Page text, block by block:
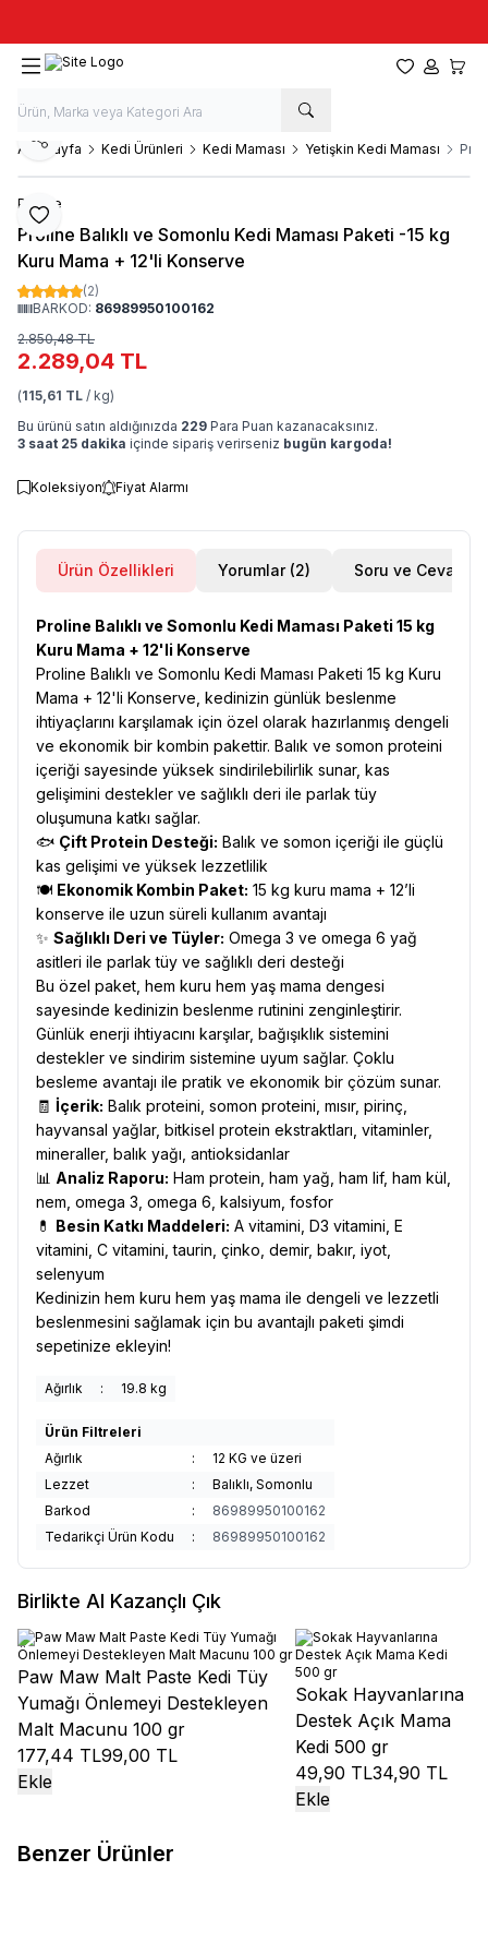
Favorilerim
Hesabım
Ana Sayfa Kedi Ürünleri Kedi Maması Yetişkin Kedi Maması
Favoriye Ekle
Paylaş
Proline
Proline Balıklı ve Somonlu Kedi Maması Paketi -15 kg
Kuru Mama + 12'li Konserve
(2)
BARKOD: 86989950100162
2.850,48TL
2.289,04 TL
(115,61 TL / kg)
Bu ürünü satın aldığınızda 229 Para Puan kazanacaksınız.
3 saat 25 dakika içinde sipariş verirseniz bugün kargoda!
Koleksiyon Fiyat Alarmı
Ürün Özellikleri Yorumlar (2) Soru ve Cevap
Proline Balıklı ve Somonlu Kedi Maması Paketi 15 kg
Kuru Mama + 12'li Konserve
Proline Balıklı ve Somonlu Kedi Maması Paketi 15 kg Kuru
Mama + 12'li Konserve, kedinizin günlük beslenme
ihtiyaçlarını karşılamak için özel olarak hazırlanmış dengeli
ve ekonomik bir kombin pakettir. Balık ve somon proteini
içeriği sayesinde yüksek sindirilebilirlik sunar, kas
gelişimini destekler ve sağlıklı deri ile parlak tüy
oluşumuna katkı sağlar.
🐟 Çift Protein Desteği: Balık ve somon içeriği ile güçlü
kas gelişimi ve yüksek lezzetlilik
🍽️ Ekonomik Kombin Paket: 15 kg kuru mama + 12’li
konserve ile uzun süreli kullanım avantajı
✨ Sağlıklı Deri ve Tüyler: Omega 3 ve omega 6 yağ
asitleri ile parlak tüy ve sağlıklı deri desteği
Bu özel paket, hem kuru hem yaş mama dengesi
sayesinde kedinizin beslenme rutinini zenginleştirir.
Günlük enerji ihtiyacını karşılar, bağışıklık sistemini
destekler ve sindirim sistemine uyum sağlar. Çoklu
besleme avantajı ile pratik ve ekonomik bir çözüm sunar.
🧾 İçerik: Balık proteini, somon proteini, mısır, pirinç,
hayvansal yağlar, bitkisel protein ekstraktları, vitaminler,
mineraller, balık yağı, antioksidanlar
📊 Analiz Raporu: Ham protein, ham yağ, ham lif, ham kül,
nem, omega 3, omega 6, kalsiyum, fosfor
💊 Besin Katkı Maddeleri: A vitamini, D3 vitamini, E
vitamini, C vitamini, taurin, çinko, demir, bakır, iyot,
selenyum
Kedinizin hem kuru hem yaş mama ile dengeli ve lezzetli
beslenmesini sağlamak için bu avantajlı paketi şimdi
sepetinize ekleyin!
Ağırlık : 19.8 kg
Ürün Filtreleri
Ağırlık
:
12 KG ve üzeri
Lezzet
:
Balıklı, Somonlu
Barkod
:
86989950100162
Tedarikçi Ürün Kodu
: 86989950100162
Birlikte Al Kazançlı Çık
Paw Maw Malt Paste Kedi Tüy
Yumağı Önlemeyi Destekleyen
Malt Macunu 100 gr
177,44 TL99,00 TL
Ekle
Sokak Hayvanlarına
Destek Açık Mama
Kedi 500 gr
49,90 TL34,90 TL
Ekle
Benzer Ürünler